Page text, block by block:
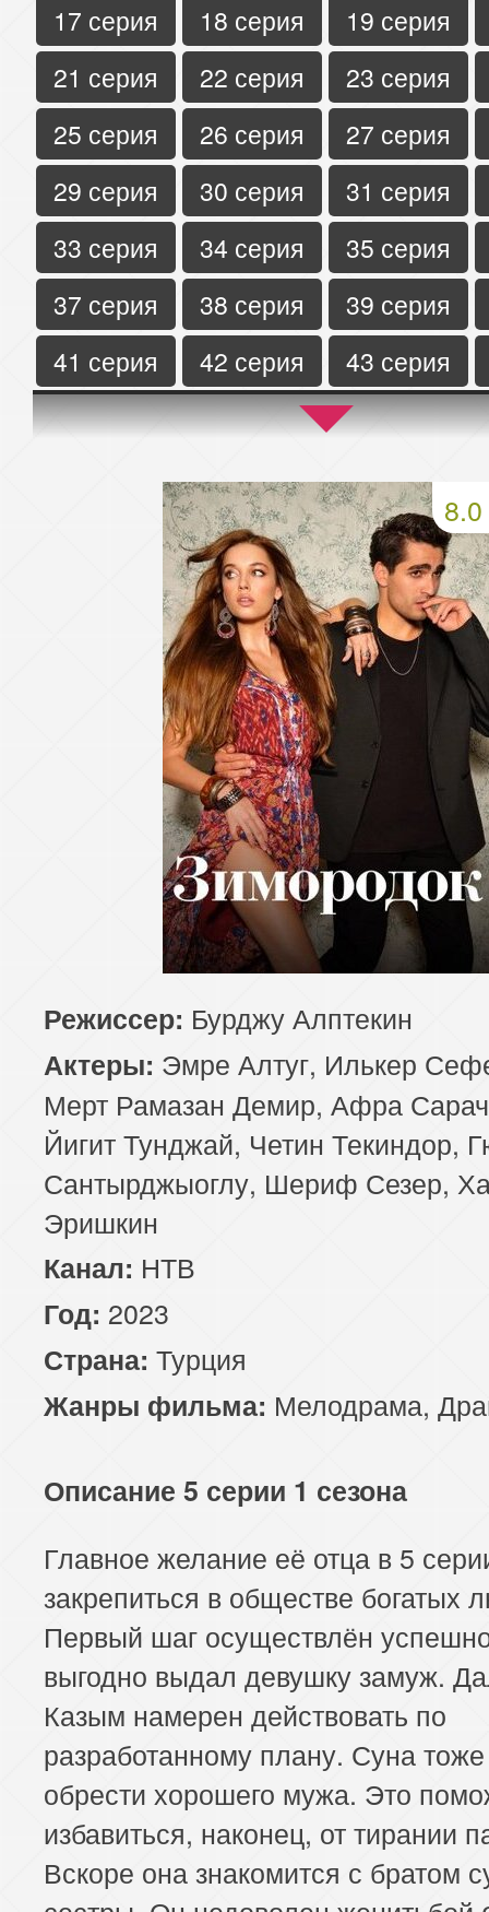
17 серия
18 серия
19 серия
21 серия
22 серия
23 серия
25 серия
26 серия
27 серия
29 серия
30 серия
31 серия
33 серия
34 серия
35 серия
37 серия
38 серия
39 серия
41 серия
42 серия
43 серия
45 серия
46 серия
47 серия
50 серия
51 серия
54 серия
55 серия
58 серия
59 серия
62 серия
63 серия
66 серия
67 серия
70 серия
71 серия
74 серия
75 серия
78 серия
79 серия
82 серия
83 серия
86 серия
87 серия
90 серия
93 серия
94 серия
95 серия
97 серия
98 серия 99 серия
101 серия
105 серия
106 серия
109 серия
113 серия
114 серия
8.0
Режиссер: Бурджу Алптекин
Актеры: Эмре Алтуг, Илькер
Мерт Рамазан Демир, Афра
Йигит Тунджай, Четин Текиндор,
Сантырджыоглу, Шериф Сезер,
Эришкин
Канал: НТВ
Год: 2023
Страна: Турция
Жанры фильма: Мелодрама,
Описание 5 серии 1 сезона
Главное желание её отца в 5
закрепиться в обществе богатых
Первый шаг осуществлён
выгодно выдал девушку замуж.
Казым намерен действовать по
разработанному плану. Суна
обрести хорошего мужа. Это
избавиться, наконец, от тирании
Вскоре она знакомится с братом